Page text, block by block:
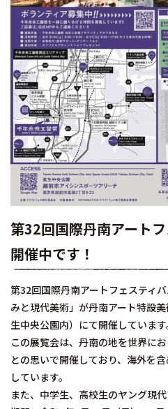
第32回国際丹南アート
開催中です！
第32回国際丹南アートフェスティ
みと現代美術」が丹南アート特設
生中央公園内）にて開催しています
この展覧会は、丹南の地を世界に
との思いで開催しており、海外を
しています。
また、中学生、高校生のヤング現